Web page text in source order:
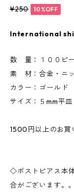
¥250 10%OFF
International
数 量：１００ピ
素 材：合金・ニ
カラー：ゴールド
サイズ：５mm平
1500円以上のお買
◇ポストピアス本
合がございます。。